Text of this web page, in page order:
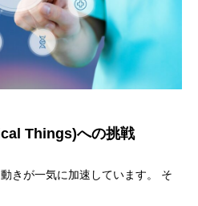
Things)への挑戦
きが一気に加速しています。 そ